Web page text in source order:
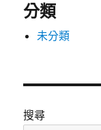
分類
未分類
搜尋